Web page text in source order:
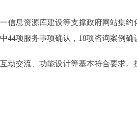
息资源库建设等支撑政府网站集约
项服务事项确认，18项咨询案例确
交流、功能设计等基本符合要求。